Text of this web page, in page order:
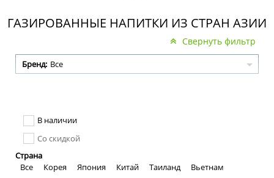
ГАЗИРОВАННЫЕ НАПИТКИ ИЗ СТРАН АЗИИ
Свернуть фильтр
Бренд: Все
В наличии
Со скидкой
Страна
Все
Корея Япония Китай Таиланд
Вьетнам